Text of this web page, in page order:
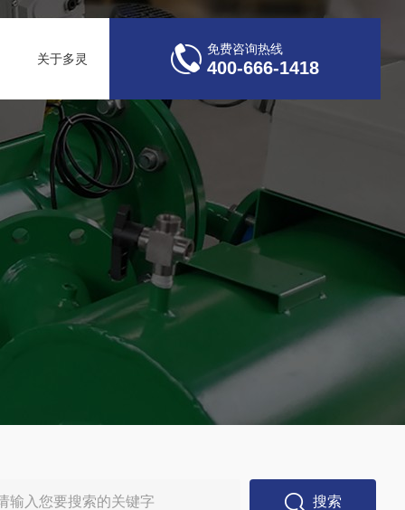
关于多灵
免费咨询热线
400-666-1418
搜索